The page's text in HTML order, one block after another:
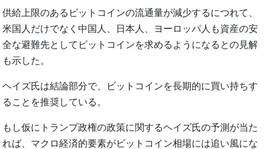
供給上限のあるビットコインの流通量が減少するにつれて、
米国人だけでなく中国人、日本人、ヨーロッパ人も資産の安
全な避難先としてビットコインを求めるようになるとの見解
も示した。
ヘイズ氏は結論部分で、ビットコインを長期的に買い持ちす
ることを推奨している。
もし仮にトランプ政権の政策に関するヘイズ氏の予測が当た
れば、マクロ経済的要素がビットコイン相場には追い風にな